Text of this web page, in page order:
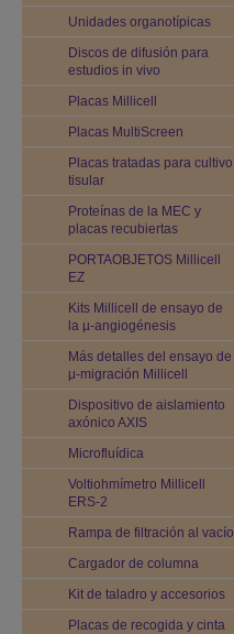
Unidades organotípicas
Discos de difusión para
estudios in vivo
Placas Millicell
Placas MultiScreen
Placas tratadas para cultivo
tisular
Proteínas de la MEC y
placas recubiertas
PORTAOBJETOS Millicell
EZ
Kits Millicell de ensayo de
la µ-angiogénesis
Más detalles del ensayo de
μ-migración Millicell
Dispositivo de aislamiento
axónico AXIS
Microfluídica
Voltiohmímetro Millicell
ERS-2
Rampa de filtración al vacío
Cargador de columna
Kit de taladro y accesorios
Placas de recogida y cinta